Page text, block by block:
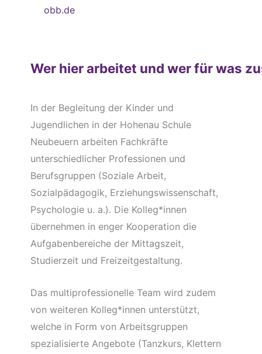
obb.de
Wer hier arbeitet und wer für was
In der Begleitung der Kinder und
Jugendlichen in der Hohenau Schule
Neubeuern arbeiten Fachkräfte
unterschiedlicher Professionen und
Berufsgruppen (Soziale Arbeit,
Sozialpädagogik, Erziehungswissenschaft,
Psychologie u. a.). Die Kolleg*innen
übernehmen in enger Kooperation die
Aufgabenbereiche der Mittagszeit,
Studierzeit und Freizeitgestaltung.
Das multiprofessionelle Team wird zudem
von weiteren Kolleg*innen unterstützt,
welche in Form von Arbeitsgruppen
spezialisierte Angebote (Tanzkurs, Klettern